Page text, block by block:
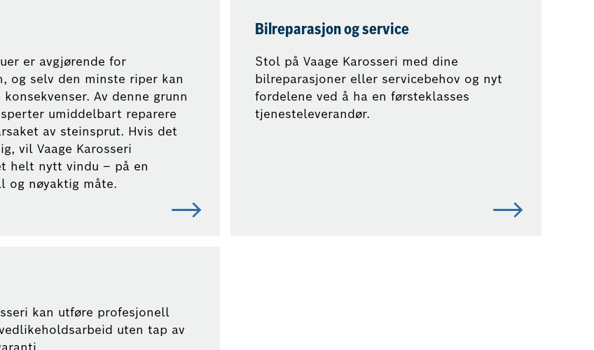
er avgjørende for
og selv den minste riper kan
Av denne grunn
umiddelbart reparere
av steinsprut. Hvis det
vil Vaage Karosseri
helt nytt vindu – på en
og nøyaktig måte.
Bilreparasjon og service
Stol på Vaage Karosseri med dine
bilreparasjoner eller servicebehov og nyt
fordelene ved å ha en førsteklasses
tjenesteleverandør.
kan utføre profesjonell
uten tap av